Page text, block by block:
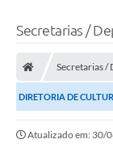
Notícias
Secretarias /
Secretarias /
DIRETORIA DE
Atualizado em: 30/